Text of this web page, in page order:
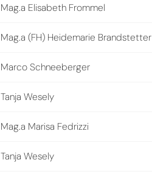
Mag.a Elisabeth Frommel
Mag.a (FH) Heidemarie Brandstetter
Marco Schneeberger
Tanja Wesely
Mag.a Marisa Fedrizzi
Tanja Wesely